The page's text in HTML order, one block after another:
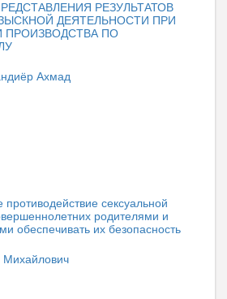
РЕЗУЛЬТАТОВ
ДЕЯТЕЛЬНОСТИ ПРИ
ПРОИЗВОДСТВА ПО
Ахмад
противодействие сексуальной
родителями и
обеспечивать их безопасность